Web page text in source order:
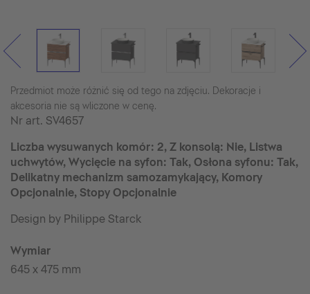
Przedmiot może różnić się od tego na zdjęciu. Dekoracje i
akcesoria nie są wliczone w cenę.
Nr art. SV4657
Liczba wysuwanych komór: 2, Z konsolą: Nie, Listwa
uchwytów, Wycięcie na syfon: Tak, Osłona syfonu: Tak,
Delikatny mechanizm samozamykający, Komory
Opcjonalnie, Stopy Opcjonalnie
Design by Philippe Starck
Wymiar
645 x 475 mm